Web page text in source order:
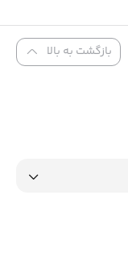
بازگشت به بالا